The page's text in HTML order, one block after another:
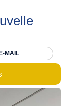
E-MAIL